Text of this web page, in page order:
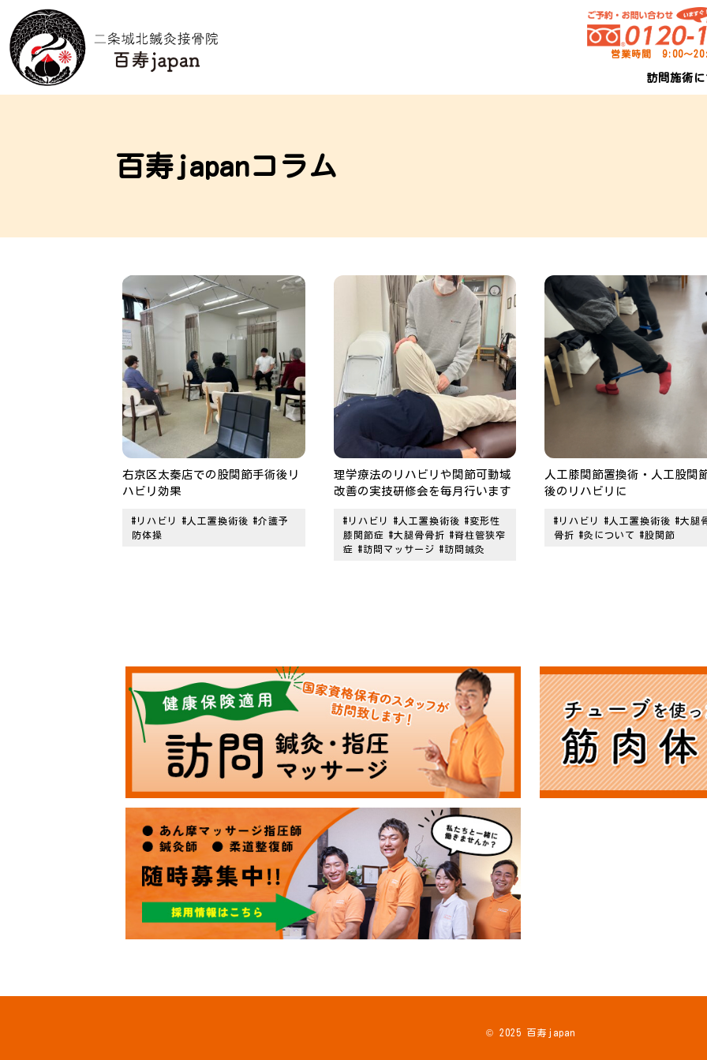
営業時間 9:00～
訪問施術
百寿japanコラム
右京区太秦店での股関節手術後リ
ハビリ効果
#リハビリ #人工置換術後 #介護予
防体操
理学療法のリハビリや関節可動域
改善の実技研修会を毎月行います
#リハビリ #人工置換術後 #変形性
膝関節症 #大腿骨骨折 #脊柱管狭窄
症 #訪問マッサージ #訪問鍼灸
人工膝関節置換術・人工股関
後のリハビリに
#リハビリ #人工置換術後 #大腿
骨折 #灸について #股関節
© 2025 百寿japan